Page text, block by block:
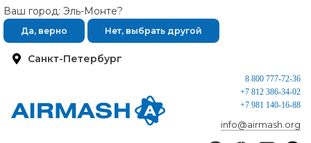
Санкт-Петербург
Ваш город: Эль-Монте?
Да, верно Нет, выбрать другой
8 800 777-72-36
+7 812 386-34-02
+7 981 140-16-88
info@airmash.org